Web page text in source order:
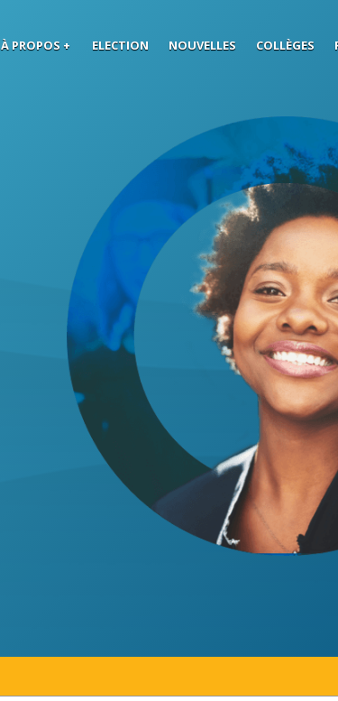
À PROPOS ELECTION NOUVELLES COLLÈGES